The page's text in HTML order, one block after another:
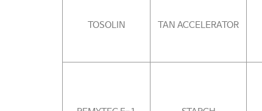
TOSOLIN TAN ACCELERATOR